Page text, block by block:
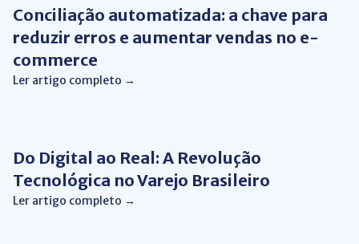
Conciliação automatizada: a chave para
reduzir erros e aumentar vendas no e-
commerce
Ler artigo completo →
Do Digital ao Real: A Revolução
Tecnológica no Varejo Brasileiro
Ler artigo completo →